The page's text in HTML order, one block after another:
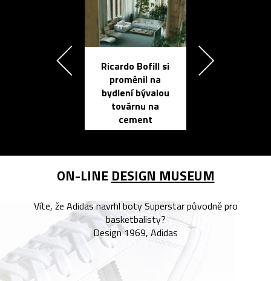
Ricardo Bofill si
proměnil na
bydlení bývalou
továrnu na
cement
ON-LINE DESIGN MUSEUM
Víte, že Adidas navrhl boty Superstar původně pro
basketbalisty?
Design 1969, Adidas